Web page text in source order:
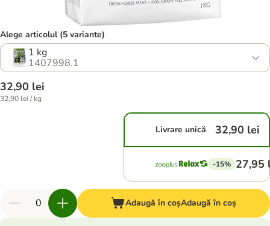
Alege articolul (5 variante)
1 kg
1407998.1
32,90 lei
32,90 lei / kg
Livrare unică 32,90 lei
-15% 27,95
Adaugă în coșAdaugă în coș